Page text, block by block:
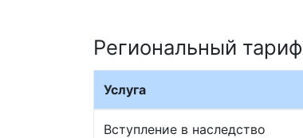
Региональный
Услуга
Вступление в наследство